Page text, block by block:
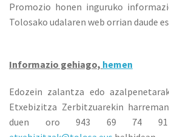
Promozio honen inguruko
Tolosako udalaren web orrian daude
Informazio gehiago, hemen
Edozein zalantza edo
Etxebizitza Zerbitzuarekin
duen oro 943 69 74 91